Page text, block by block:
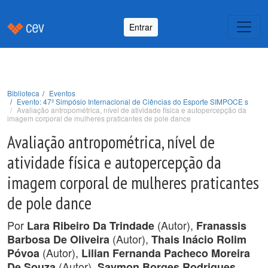
Entrar
Biblioteca
Eventos
Evento: 47º Simpósio Internacional de Ciências do Esporte SIMPOCE s
Avaliação antropométrica, nível de atividade física e autopercepção da
imagem corporal de mulheres praticantes de pole dance
Avaliação antropométrica, nível de
atividade física e autopercepção da
imagem corporal de mulheres praticantes
de pole dance
Por Lara Ribeiro Da Trindade (Autor), Franassis
Barbosa De Oliveira (Autor), Thais Inácio Rolim
Póvoa (Autor), Lilian Fernanda Pacheco Moreira